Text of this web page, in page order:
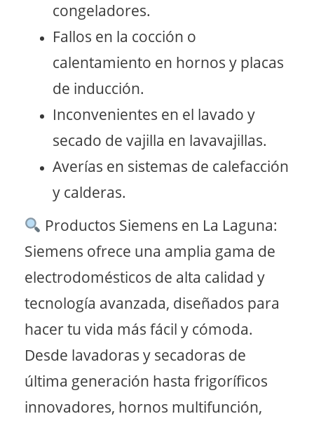
congeladores.
Fallos en la cocción o
calentamiento en hornos y placas
de inducción.
Inconvenientes en el lavado y
secado de vajilla en lavavajillas.
Averías en sistemas de calefacción
y calderas.
Productos Siemens en La Laguna:
Siemens ofrece una amplia gama de
electrodomésticos de alta calidad y
tecnología avanzada, diseñados para
hacer tu vida más fácil y cómoda.
Desde lavadoras y secadoras de
última generación hasta frigoríficos
innovadores, hornos multifunción,